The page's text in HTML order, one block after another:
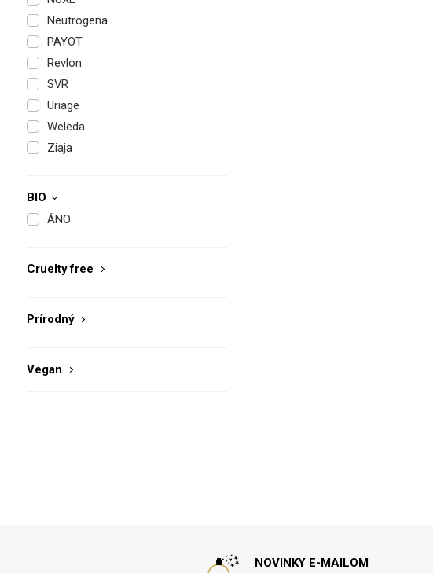
Neutrogena
PAYOT
Revlon
SVR
Uriage
Weleda
Ziaja
BIO
ÁNO
Cruelty free
Prírodný
Vegan
NOVINKY E-MAILOM